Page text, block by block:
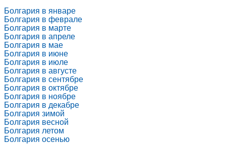
Болгария в январе
Болгария в феврале
Болгария в марте
Болгария в апреле
Болгария в мае
Болгария в июне
Болгария в июле
Болгария в августе
Болгария в сентябре
Болгария в октябре
Болгария в ноябре
Болгария в декабре
Болгария зимой
Болгария весной
Болгария летом
Болгария осенью